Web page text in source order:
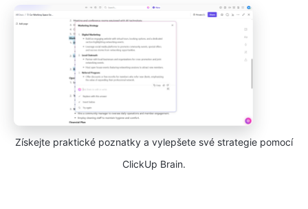
Získejte praktické poznatky a vylepšete své strategie pomocí
ClickUp Brain.